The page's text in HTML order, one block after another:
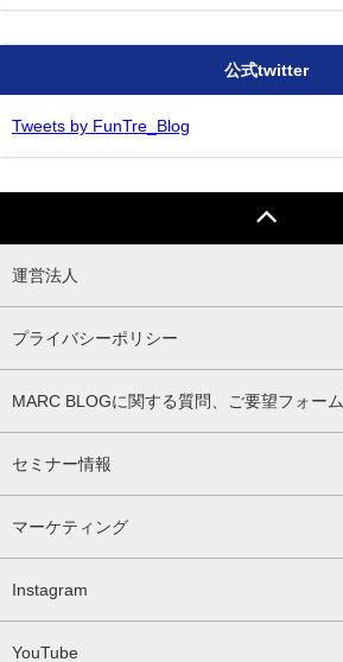
リ
ー
公式twitter
Tweets by FunTre_Blog
運営法人
プライバシーポリシー
MARC BLOGに関する質問、ご要望フォーム
セミナー情報
マーケティング
Instagram
YouTube